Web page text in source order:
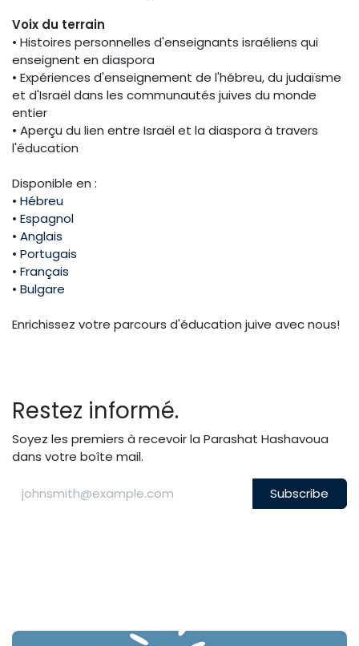
Voix du terrain
• Histoires personnelles d'enseignants israéliens qui
enseignent en diaspora
• Expériences d'enseignement de l'hébreu, du judaïsme
et d'Israël dans les communautés juives du monde
entier
• Aperçu du lien entre Israël et la diaspora à travers
l'éducation
Disponible en :
• Hébreu
• Espagnol
• Anglais
• Portugais
• Français
• Bulgare
Enrichissez votre parcours d'éducation juive avec nous!
Restez informé.
Soyez les premiers à recevoir la Parashat Hashavoua
dans votre boîte mail.
Subscribe